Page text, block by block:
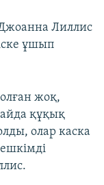
Лиллис
ұшып
жоқ,
құқық
олар каска